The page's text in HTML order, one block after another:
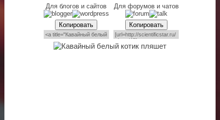
Для блогов и сайтов Для форумов и чатов
Копировать Копировать